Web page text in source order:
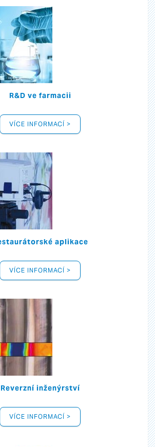
R&D ve farmacii
VÍCE INFORMACÍ >
aplikace
VÍCE INFORMACÍ >
Reverzní inženýrství
VÍCE INFORMACÍ >